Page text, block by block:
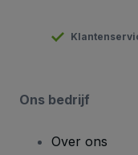
Ons bedrijf
Over ons